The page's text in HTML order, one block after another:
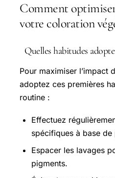
Comment
votre coloration
Quelles habitudes
Pour maximiser l’impact
adoptez ces premières
routine :
Effectuez
spécifiques à base de
Espacer les lavages
pigments.